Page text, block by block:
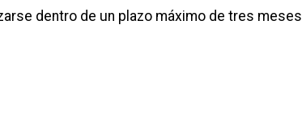
dentro de un plazo máximo de tres meses